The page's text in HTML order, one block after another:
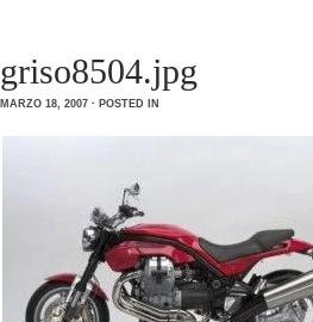
griso8504.jpg
MARZO 18, 2007 · POSTED IN